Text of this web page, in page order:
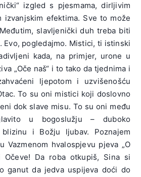
izgled s pjesmama, dirljivim
izvanjskim efektima. Sve to može
slavljenički duh treba biti
Evo, pogledajmo. Mistici, ti istinski
kada, na primjer, urone u
„Oče naš“ i to tako da tjednima i
ljepotom i uzvišenošću
To su oni mistici koji doslovno
dok slave misu. To su oni među
u bogoslužju – duboko
i Božju ljubav. Poznajem
Vazmenom hvalospjevu pjeva „O
Očeve! Da roba otkupiš, Sina si
ganut da jedva uspijeva doći do